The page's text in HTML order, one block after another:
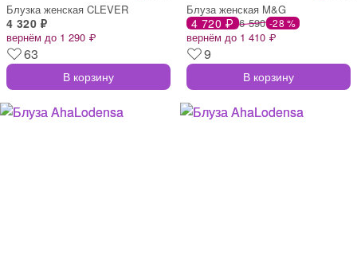
Блузка женская CLEVER
4 320 ₽
вернём до 1 290 ₽
63
В корзину
Блуза женская M&G
4 720 ₽ 6 590 -28 %
вернём до 1 410 ₽
9
В корзину